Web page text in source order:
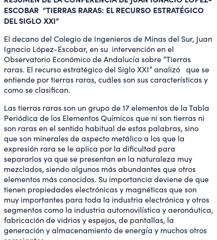
ESCOBAR ”TIERRAS RARAS: EL RECURSO ESTRATÉGICO
DEL SIGLO XXI”
El decano del Colegio de Ingenieros de Minas del Sur, Juan
Ignacio López-Escobar, en su intervención en el
Observatorio Económico de Andalucía sobre “Tierras
raras. El recurso estratégico del Siglo XXI” analizó que se
entiende por tierras raras, cuáles son sus características y
como se clasifican.
Las tierras raras son un grupo de 17 elementos de la Tabla
Periódica de los Elementos Químicos que ni son tierras ni
son raras en el sentido habitual de estas palabras, sino
que son minerales de aspecto metálico a los que la
expresión rara se le aplica por la dificultad para
separarlos ya que se presentan en la naturaleza muy
mezclados, siendo algunos más abundantes que otros
elementos más conocidos. Su importancia deviene de que
tienen propiedades electrónicas y magnéticas que son
muy importantes para toda la industria electrónica y otros
segmentos como la industria automovilística y aeronáutica,
fabricación de vidrios y espejos, de pantallas, la
generación y almacenamiento de energía y muchos otros